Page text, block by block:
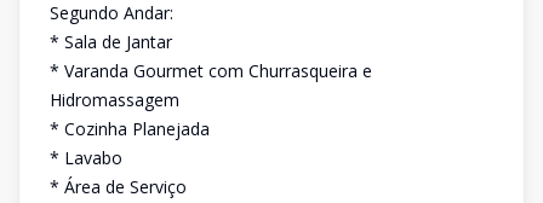
Segundo Andar:
* Sala de Jantar
* Varanda Gourmet com Churrasqueira e
Hidromassagem
* Cozinha Planejada
* Lavabo
* Área de Serviço